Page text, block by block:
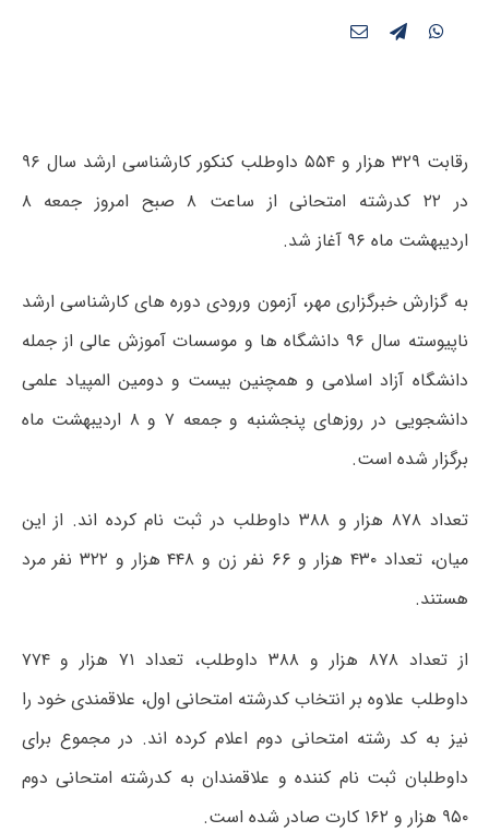
رقابت ۳۲۹ هزار و ۵۵۴ داوطلب کنکور کارشناسی ارشد سال ۹۶
در ۲۲ کدرشته امتحانی از ساعت ۸ صبح امروز جمعه ۸
اردیبهشت ماه ۹۶ آغاز شد.
به گزارش خبرگزاری مهر، آزمون ورودی دوره های کارشناسی ارشد
ناپیوسته سال ۹۶ دانشگاه ها و موسسات آموزش عالی از جمله
دانشگاه آزاد اسلامی و همچنین بیست و دومین المپیاد علمی
دانشجویی در روزهای پنجشنبه و جمعه ۷ و ۸ اردیبهشت ماه
برگزار شده است.
تعداد ۸۷۸ هزار و ۳۸۸ داوطلب در ثبت نام کرده اند. از این
میان، تعداد ۴۳۰ هزار و ۶۶ نفر زن و ۴۴۸ هزار و ۳۲۲ نفر مرد
هستند.
از تعداد ۸۷۸ هزار و ۳۸۸ داوطلب، تعداد ۷۱ هزار و ۷۷۴
داوطلب علاوه بر انتخاب کدرشته امتحانی اول، علاقمندی خود را
نیز به کد رشته امتحانی دوم اعلام کرده اند. در مجموع برای
داوطلبان ثبت نام کننده و علاقمندان به کدرشته امتحانی دوم
۹۵۰ هزار و ۱۶۲ کارت صادر شده است.